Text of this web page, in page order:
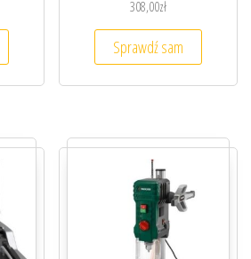
308,00zł
Sprawdź sam